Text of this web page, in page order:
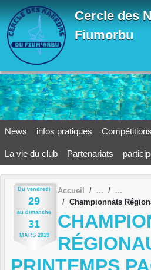
Cercle des
Fiumorbu
News infos pratiques Compétitions
La vie du club Partenariats
Du vendredi
29
au dimanche
31
MARS 2019
Accueil
Championnats
Panneau de gestion des cookies